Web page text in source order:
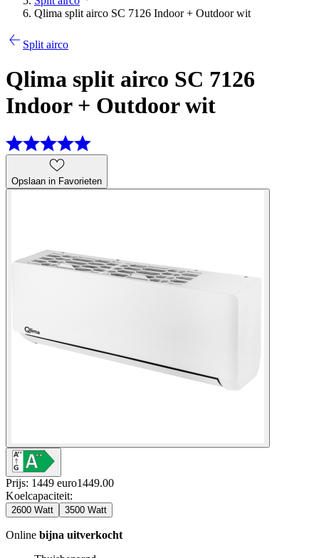
Qlima split airco SC 7126 Indoor + Outdoor wit
Split airco
Qlima split airco SC 7126
Indoor + Outdoor wit
Opslaan in Favorieten
Prijs: 1449 euro1449.00
Koelcapaciteit:
2600 Watt 3500 Watt
Online bijna uitverkocht